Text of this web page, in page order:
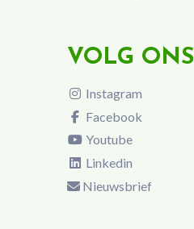
VOLG ONS
Instagram
Facebook
Youtube
Linkedin
Nieuwsbrief